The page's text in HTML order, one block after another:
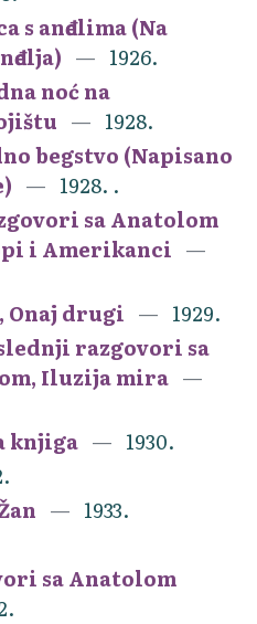
s anđelima (Na
1926.
noć na
1928.
begstvo (Napisano
1928. .
sa Anatolom
i Amerikanci
Onaj drugi
1929.
razgovori sa
Iluzija mira
knjiga
1930.
1933.
sa Anatolom